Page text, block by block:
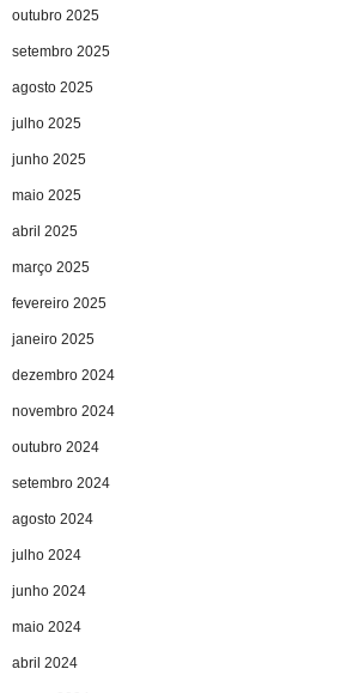
outubro 2025
setembro 2025
agosto 2025
julho 2025
junho 2025
maio 2025
abril 2025
março 2025
fevereiro 2025
janeiro 2025
dezembro 2024
novembro 2024
outubro 2024
setembro 2024
agosto 2024
julho 2024
junho 2024
maio 2024
abril 2024